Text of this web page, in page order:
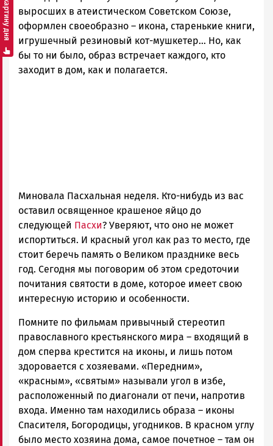
выросших в атеистическом Советском Союзе,
оформлен своеобразно – икона, старенькие книги,
игрушечный резиновый кот-мушкетер… Но, как
бы то ни было, образ встречает каждого, кто
заходит в дом, как и полагается.
Миновала Пасхальная неделя. Кто-нибудь из вас
оставил освященное крашеное яйцо до
следующей Пасхи? Уверяют, что оно не может
испортиться. И красный угол как раз то место, где
стоит беречь память о Великом празднике весь
год. Сегодня мы поговорим об этом средоточии
почитания святости в доме, которое имеет свою
интересную историю и особенности.
Помните по фильмам привычный стереотип
православного крестьянского мира – входящий в
дом сперва крестится на иконы, и лишь потом
здоровается с хозяевами. «Передним»,
«красным», «святым» называли угол в избе,
расположенный по диагонали от печи, напротив
входа. Именно там находились образа – иконы
Спасителя, Богородицы, угодников. В красном углу
было место хозяина дома, самое почетное – там он